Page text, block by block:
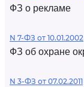
ФЗ о рекламе
N 7-ФЗ от 10.01.2002
ФЗ об охране
N 3-ФЗ от 07.02.2011